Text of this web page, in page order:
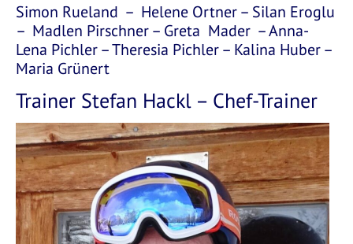
Simon Rueland – Helene Ortner – Silan Eroglu
– Madlen Pirschner – Greta Mader – Anna-
Lena Pichler – Theresia Pichler – Kalina Huber –
Maria Grünert
Trainer Stefan Hackl – Chef-Trainer